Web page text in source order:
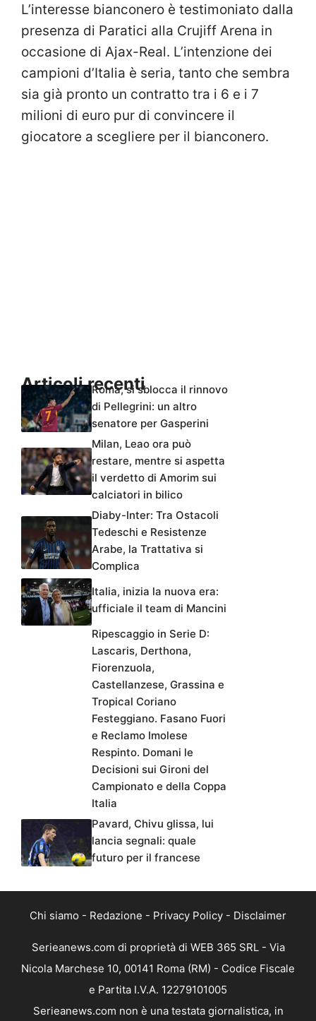
L’interesse bianconero è testimoniato dalla
presenza di Paratici alla Crujiff Arena in
occasione di Ajax-Real. L’intenzione dei
campioni d’Italia è seria, tanto che sembra
sia già pronto un contratto tra i 6 e i 7
milioni di euro pur di convincere il
giocatore a scegliere per il bianconero.
Articoli recentiRoma, si sblocca il rinnovo
di Pellegrini: un altro
senatore per Gasperini
Milan, Leao ora può
restare, mentre si aspetta
il verdetto di Amorim sui
calciatori in bilico
Diaby-Inter: Tra Ostacoli
Tedeschi e Resistenze
Arabe, la Trattativa si
Complica
Italia, inizia la nuova era:
ufficiale il team di Mancini
Ripescaggio in Serie D:
Lascaris, Derthona,
Fiorenzuola,
Castellanzese, Grassina e
Tropical Coriano
Festeggiano. Fasano Fuori
e Reclamo Imolese
Respinto. Domani le
Decisioni sui Gironi del
Campionato e della Coppa
Italia
Pavard, Chivu glissa, lui
lancia segnali: quale
futuro per il francese
Chi siamo - Redazione - Privacy Policy - Disclaimer
Serieanews.com di proprietà di WEB 365 SRL - Via
Nicola Marchese 10, 00141 Roma (RM) - Codice Fiscale
e Partita I.V.A. 12279101005
Serieanews.com non è una testata giornalistica, in